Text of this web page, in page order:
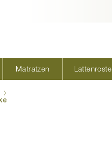
Matratzen Lattenroste